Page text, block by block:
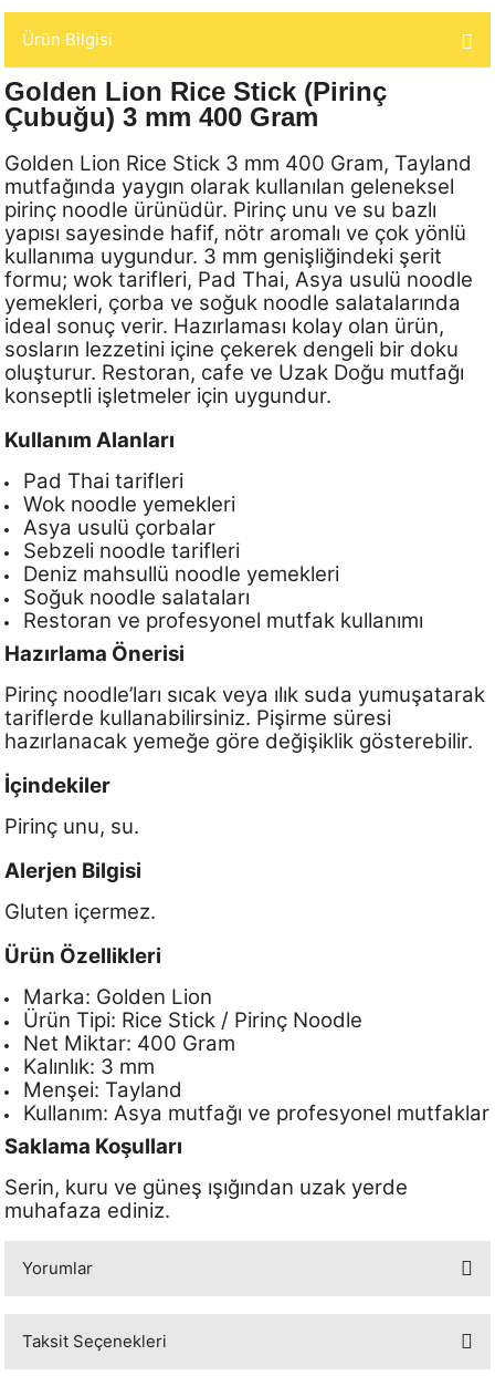
Ürün Bilgisi
Golden Lion Rice Stick (Pirinç
Çubuğu) 3 mm 400 Gram
Golden Lion Rice Stick 3 mm 400 Gram, Tayland
mutfağında yaygın olarak kullanılan geleneksel
pirinç noodle ürünüdür. Pirinç unu ve su bazlı
yapısı sayesinde hafif, nötr aromalı ve çok yönlü
kullanıma uygundur. 3 mm genişliğindeki şerit
formu; wok tarifleri, Pad Thai, Asya usulü noodle
yemekleri, çorba ve soğuk noodle salatalarında
ideal sonuç verir. Hazırlaması kolay olan ürün,
sosların lezzetini içine çekerek dengeli bir doku
oluşturur. Restoran, cafe ve Uzak Doğu mutfağı
konseptli işletmeler için uygundur.
Kullanım Alanları
Pad Thai tarifleri
Wok noodle yemekleri
Asya usulü çorbalar
Sebzeli noodle tarifleri
Deniz mahsullü noodle yemekleri
Soğuk noodle salataları
Restoran ve profesyonel mutfak kullanımı
Hazırlama Önerisi
Pirinç noodle’ları sıcak veya ılık suda yumuşatarak
tariflerde kullanabilirsiniz. Pişirme süresi
hazırlanacak yemeğe göre değişiklik gösterebilir.
İçindekiler
Pirinç unu, su.
Alerjen Bilgisi
Gluten içermez.
Ürün Özellikleri
Marka: Golden Lion
Ürün Tipi: Rice Stick / Pirinç Noodle
Net Miktar: 400 Gram
Kalınlık: 3 mm
Menşei: Tayland
Kullanım: Asya mutfağı ve profesyonel mutfaklar
Saklama Koşulları
Serin, kuru ve güneş ışığından uzak yerde
muhafaza ediniz.
Yorumlar
Taksit Seçenekleri